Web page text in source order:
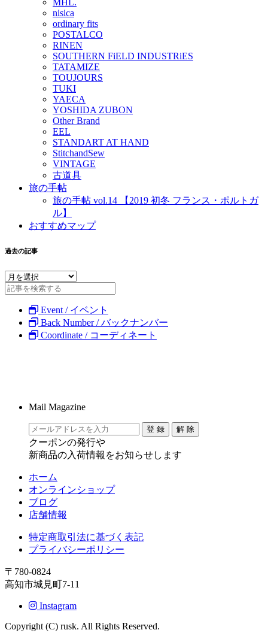
MHL.
nisica
ordinary fits
POSTALCO
RINEN
SOUTHERN FiELD INDUSTRiES
TATAMIZE
TOUJOURS
TUKI
YAECA
YOSHIDA ZUBON
Other Brand
EEL
STANDART AT HAND
StitchandSew
VINTAGE
古道具
旅の手帖
旅の手帖 vol.14 【2019 初冬 フランス・ポルトガ
ル】
おすすめマップ
過去の記事
Event / イベント
Back Number / バックナンバー
Coordinate / コーディネート
Mail Magazine
クーポンの発行や
新商品の入荷情報をお知らせします
ホーム
オンラインショップ
ブログ
店舗情報
特定商取引法に基づく表記
プライバシーポリシー
〒780-0824
高知市城見町7-11
Instagram
Copyright (C) rusk. All Rights Reserved.